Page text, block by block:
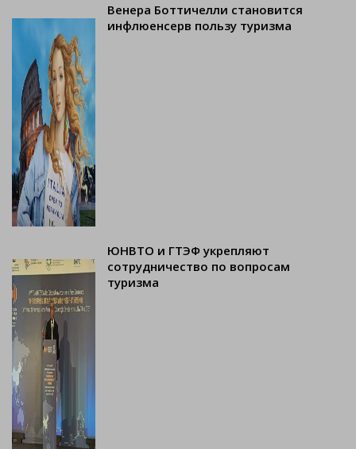
Венера Боттичелли становится
инфлюенсерв пользу туризма
ЮНВТО и ГТЭФ укрепляют
сотрудничество по вопросам
туризма